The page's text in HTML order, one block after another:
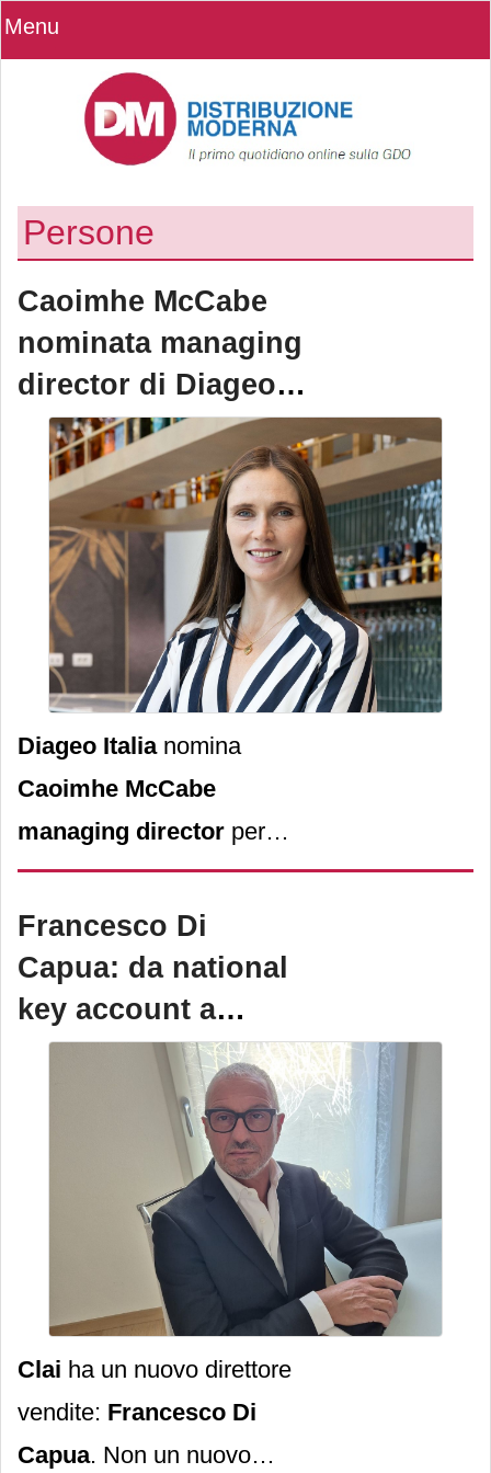
Menu
Persone
Caoimhe McCabe
nominata managing
director di Diageo
Italia per rafforzare
il mercato italiano
Diageo Italianomina
Caoimhe McCabe
managing director per
rafforzare la centralità del
mercato italiano, che potrà
ora contare su un
management team dedicato
e su strategie mirate a
valorizzarne le specificità e
a sostenerne le prospettive
Francesco Di
Capua: da national
key account a
direttore vendite di
Clai ha un nuovo direttore
vendite: Francesco Di
Capua. Non un nuovo